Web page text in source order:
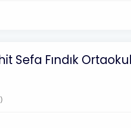
Sefa Fındık